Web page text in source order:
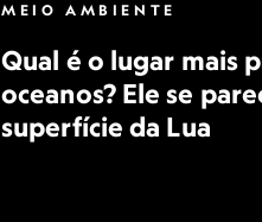
MEIO AMBIENTE
Qual é o lugar mais
oceanos? Ele se
superfície da Lua